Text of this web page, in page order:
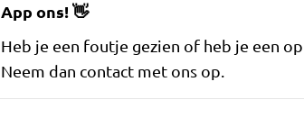
App ons!👋
Heb je een foutje gezien of heb je een
Neem dan contact met ons op.